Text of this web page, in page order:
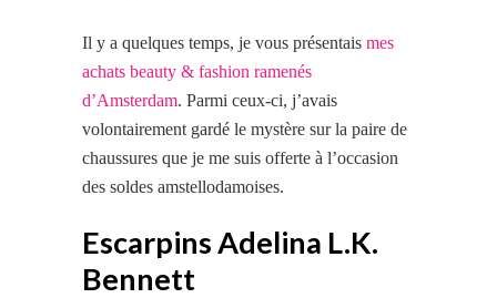
Il y a quelques temps, je vous présentais mes
achats beauty & fashion ramenés
d’Amsterdam. Parmi ceux-ci, j’avais
volontairement gardé le mystère sur la paire de
chaussures que je me suis offerte à l’occasion
des soldes amstellodamoises.
Escarpins Adelina L.K.
Bennett